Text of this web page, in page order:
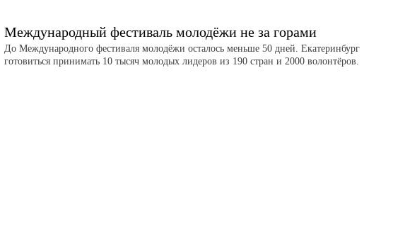
Международный фестиваль молодёжи не за горами
До Международного фестиваля молодёжи осталось меньше 50 дней. Екатеринбург
готовиться принимать 10 тысяч молодых лидеров из 190 стран и 2000 волонтёров.